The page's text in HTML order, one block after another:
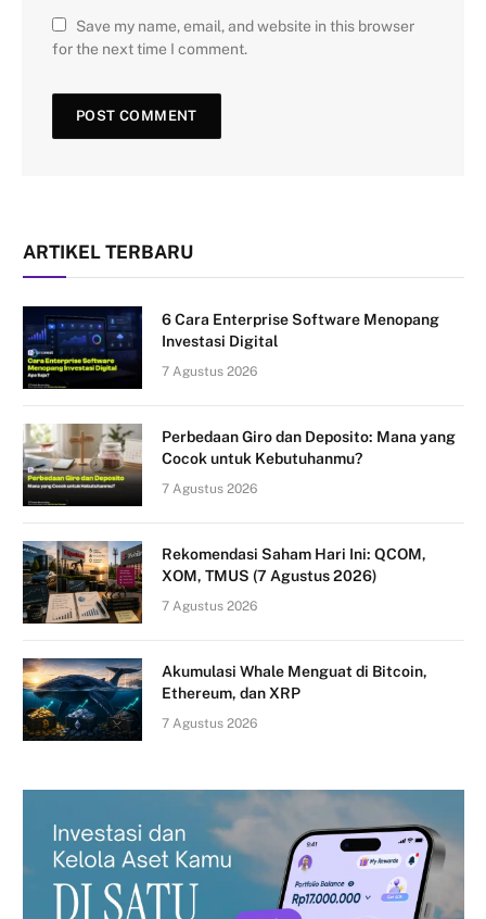
Save my name, email, and website in this browser
for the next time I comment.
ARTIKEL TERBARU
6 Cara Enterprise Software Menopang
Investasi Digital
7 Agustus 2026
Perbedaan Giro dan Deposito: Mana yang
Cocok untuk Kebutuhanmu?
7 Agustus 2026
Rekomendasi Saham Hari Ini: QCOM,
XOM, TMUS (7 Agustus 2026)
7 Agustus 2026
Akumulasi Whale Menguat di Bitcoin,
Ethereum, dan XRP
7 Agustus 2026